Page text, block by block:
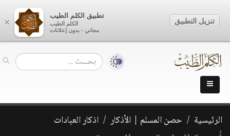
الرئيسية حصن المسلم | الأذكار اذكار العبادات
×
تطبيق الكلم الطيب
الكلم الطيب
مجاني - بدون إعلانات
تنزيل التطبيق